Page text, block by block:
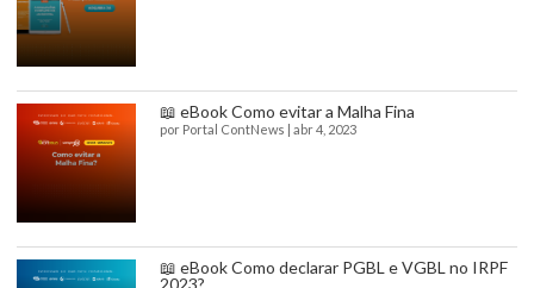
📖 eBook Como evitar a Malha Fina
por Portal ContNews abr 4, 2023
📖 eBook Como declarar PGBL e VGBL no IRPF